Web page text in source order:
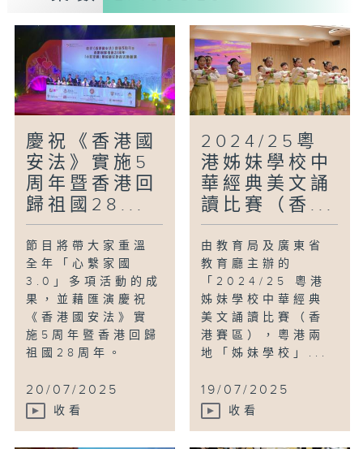
慶祝《香港國
安法》實施5
周年暨香港回
歸祖國28...
節目將帶大家重溫
全年「心繫家國
3.0」多項活動的成
果，並藉匯演慶祝
《香港國安法》實
施5周年暨香港回歸
祖國28周年。
20/07/2025
收看
2024/25粵
港姊妹學校中
華經典美文誦
讀比賽（香...
由教育局及廣東省
教育廳主辦的
「2024/25 粵港
姊妹學校中華經典
美文誦讀比賽（香
港賽區），粵港兩
地「姊妹學校」...
19/07/2025
收看